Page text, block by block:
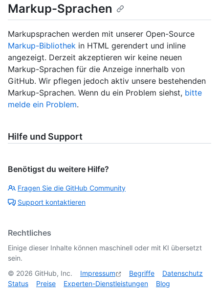
Markup-Sprachen
Markupsprachen werden mit unserer Open-Source
Markup-Bibliothek in HTML gerendert und inline
angezeigt. Derzeit akzeptieren wir keine neuen
Markup-Sprachen für die Anzeige innerhalb von
GitHub. Wir pflegen jedoch aktiv unsere bestehenden
Markup-Sprachen. Wenn du ein Problem siehst, bitte
melde ein Problem.
Hilfe und Support
Benötigst du weitere Hilfe?
Fragen Sie die GitHub Community
Support kontaktieren
Rechtliches
Einige dieser Inhalte können maschinell oder mit KI übersetzt
sein.
© 2026 GitHub, Inc. Impressum Begriffe
Datenschutz
Status
Preise Experten-Dienstleistungen Blog